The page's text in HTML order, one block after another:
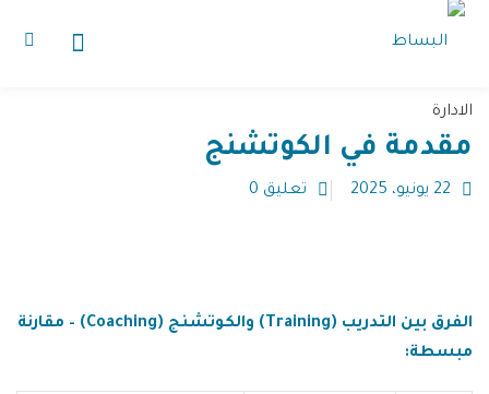
الادارة
مقدمة في الكوتشنج
22 يونيو، 2025 تعليق 0
الفرق بين التدريب (Training) والكوتشنج (Coaching) –
مقارنة
مبسطة: